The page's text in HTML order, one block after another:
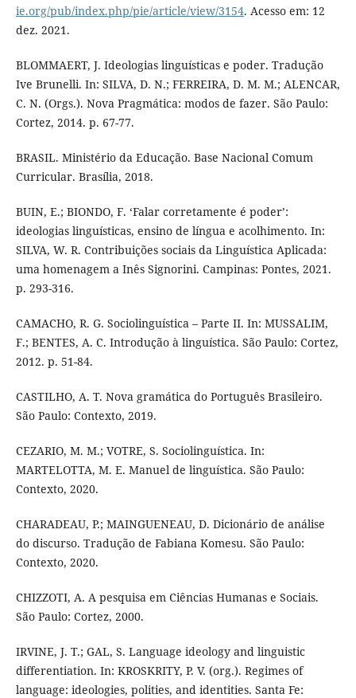
ie.org/pub/index.php/pie/article/view/3154. Acesso em: 12
dez. 2021.
BLOMMAERT, J. Ideologias linguísticas e poder. Tradução
Ive Brunelli. In: SILVA, D. N.; FERREIRA, D. M. M.; ALENCAR,
C. N. (Orgs.). Nova Pragmática: modos de fazer. São Paulo:
Cortez, 2014. p. 67-77.
BRASIL. Ministério da Educação. Base Nacional Comum
Curricular. Brasília, 2018.
BUIN, E.; BIONDO, F. ‘Falar corretamente é poder’:
ideologias linguísticas, ensino de língua e acolhimento. In:
SILVA, W. R. Contribuições sociais da Linguística Aplicada:
uma homenagem a Inês Signorini. Campinas: Pontes, 2021.
p. 293-316.
CAMACHO, R. G. Sociolinguística – Parte II. In: MUSSALIM,
F.; BENTES, A. C. Introdução à linguística. São Paulo: Cortez,
2012. p. 51-84.
CASTILHO, A. T. Nova gramática do Português Brasileiro.
São Paulo: Contexto, 2019.
CEZARIO, M. M.; VOTRE, S. Sociolinguística. In:
MARTELOTTA, M. E. Manuel de linguística. São Paulo:
Contexto, 2020.
CHARADEAU, P.; MAINGUENEAU, D. Dicionário de análise
do discurso. Tradução de Fabiana Komesu. São Paulo:
Contexto, 2020.
CHIZZOTI, A. A pesquisa em Ciências Humanas e Sociais.
São Paulo: Cortez, 2000.
IRVINE, J. T.; GAL, S. Language ideology and linguistic
differentiation. In: KROSKRITY, P. V. (org.). Regimes of
language: ideologies, polities, and identities. Santa Fe: